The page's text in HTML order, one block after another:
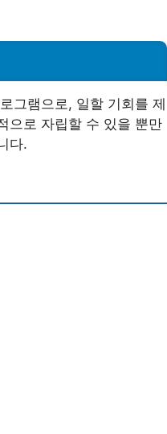
그램으로, 일할 기회를 제
으로 자립할 수 있을 뿐만
다.